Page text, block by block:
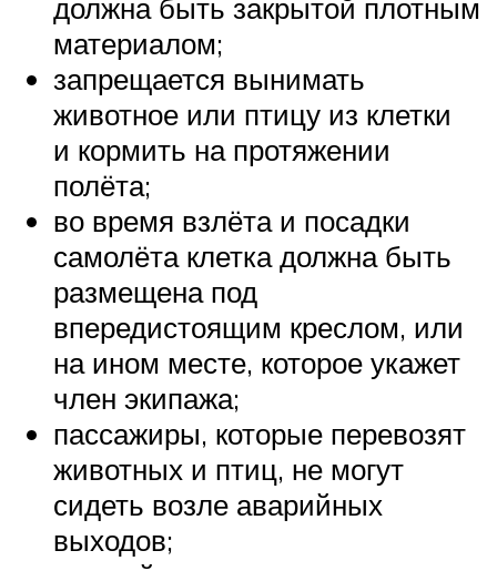
должна быть закрытой плотным
материалом;
запрещается вынимать
животное или птицу из клетки
и кормить на протяжении
полёта;
во время взлёта и посадки
самолёта клетка должна быть
размещена под
впередистоящим креслом, или
на ином месте, которое укажет
член экипажа;
пассажиры, которые перевозят
животных и птиц, не могут
сидеть возле аварийных
выходов;